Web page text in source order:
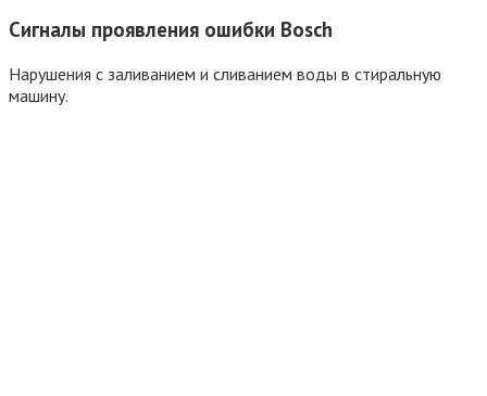
Сигналы проявления ошибки Bosсh
Нарушения с заливанием и сливанием воды в стиральную
машину.